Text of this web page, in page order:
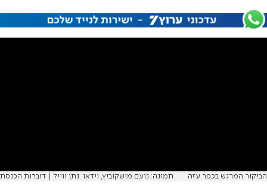
הביקור המרגש בכפר עזה תמונה: נועם מושקוביץ, וידאו: נתן ווייל | דוברות הכנסת